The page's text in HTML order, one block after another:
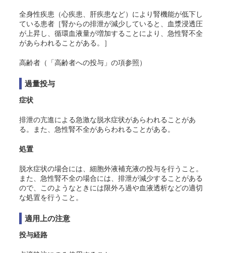
全身性疾患（心疾患、肝疾患など）により腎機能が低下し
ている患者［腎からの排泄が減少していると、血漿浸透圧
が上昇し、循環血液量が増加することにより、急性腎不全
があらわれることがある。］
高齢者（「高齢者への投与」の項参照）
過量投与
症状
排泄の亢進による急激な脱水症状があらわれることがあ
る。また、急性腎不全があらわれることがある。
処置
脱水症状の場合には、細胞外液補充液の投与を行うこと。
また、急性腎不全の場合には、排泄が減少することがある
ので、このようなときには限外ろ過や血液透析などの適切
な処置を行うこと。
適用上の注意
投与経路